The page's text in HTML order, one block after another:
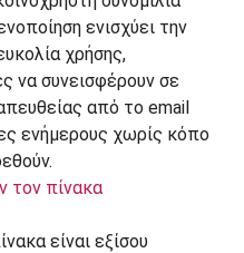
τον πίνακα
είναι εξίσου